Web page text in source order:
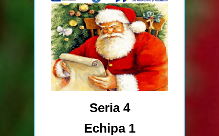
Seria 4
Echipa 1